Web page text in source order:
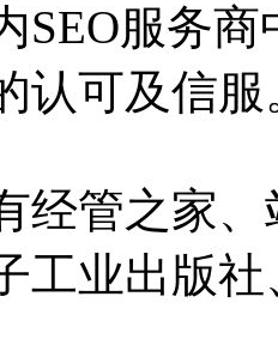
SEO服务
认可及信服
经管之家
工业出版